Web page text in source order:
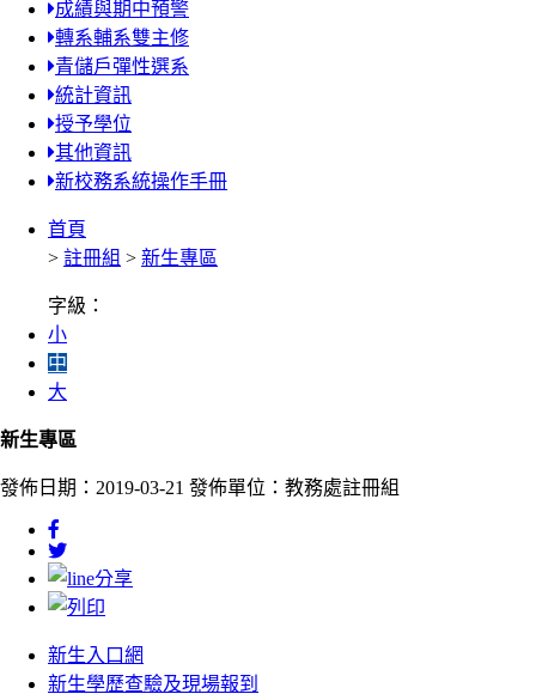
成績與期中預警
轉系輔系雙主修
青儲戶彈性選系
統計資訊
授予學位
其他資訊
新校務系統操作手冊
首頁
> 註冊組 > 新生專區
字級：
小
中
大
新生專區
發佈日期：2019-03-21 發佈單位：教務處註冊組
新生入口網
新生學歷查驗及現場報到